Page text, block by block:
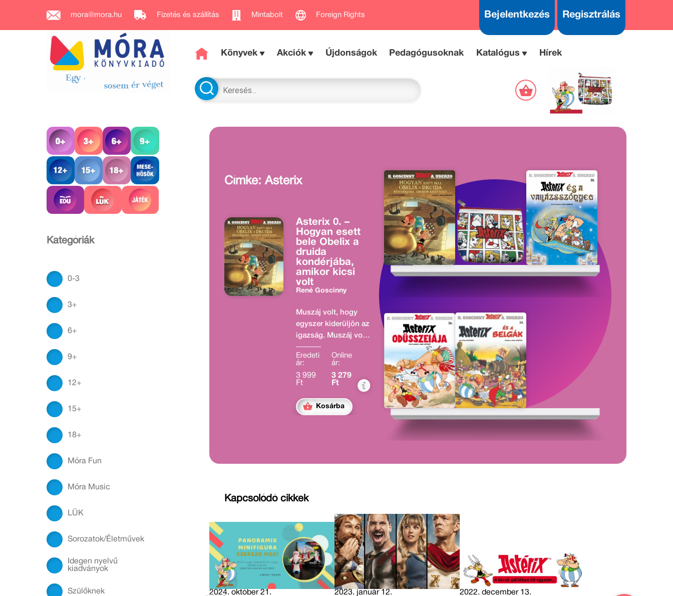
mora@mora.hu Fizetés és szállítás Mintabolt Foreign Rights Bejelentkezés Regisztrálás
Könyvek Akciók Újdonságok Pedagógusoknak Katalógus Hírek
Kategóriák
0-3
3+
6+
9+
12+
15+
18+
Móra Fun
Móra Music
LÜK
Sorozatok/Életművek
Idegen nyelvű
kiadványok
Szülőknek
Címke: Asterix
Asterix 0. –
Hogyan esett
bele Obelix a
druida
kondérjába,
amikor kicsi
volt
René Goscinny
Muszáj volt, hogy
egyszer kiderüljön az
igazság. Muszáj volt,
hogy egy napon az
Emberiség mindent
rejtélyről, amely több
izgalomban tartja.
Mert azzal ugyan
szokta is mondani.)
hogy ez miként
történt.
Eredeti
ár:
3 999
Ft
Online
ár:
3 279
Ft
Kosárba
Kapcsolódó cikkek
2024. október 21. 2023. január 12. 2022. december 13.